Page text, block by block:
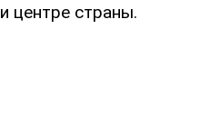
центре страны.